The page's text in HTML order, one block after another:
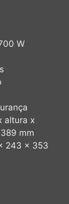
W
altura x
mm
243 x 353